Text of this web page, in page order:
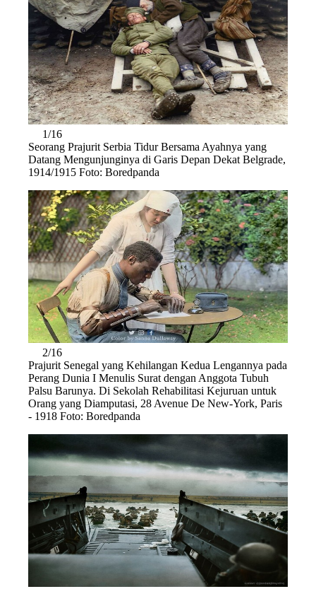
1/16
Seorang Prajurit Serbia Tidur Bersama Ayahnya yang
Datang Mengunjunginya di Garis Depan Dekat Belgrade,
1914/1915 Foto: Boredpanda
2/16
Prajurit Senegal yang Kehilangan Kedua Lengannya pada
Perang Dunia I Menulis Surat dengan Anggota Tubuh
Palsu Barunya. Di Sekolah Rehabilitasi Kejuruan untuk
Orang yang Diamputasi, 28 Avenue De New-York, Paris
- 1918 Foto: Boredpanda